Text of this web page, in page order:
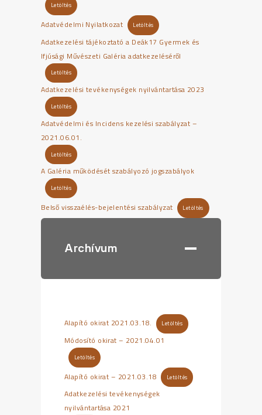
Letöltés
Adatvédelmi Nyilatkozat Letöltés
Adatkezelési tájékoztató a Deák17 Gyermek és
Ifjúsági Művészeti Galéria adatkezeléséről
Letöltés
Adatkezelési tevékenységek nyilvántartása 2023
Letöltés
Adatvédelmi és Incidens kezelési szabályzat –
2021.06.01.
Letöltés
A Galéria működését szabályozó jogszabályok
Letöltés
Belső visszaélés-bejelentési szabályzat Letöltés
Archívum
Alapító okirat 2021.03.18. Letöltés
Módosító okirat – 2021.04.01
Letöltés
Alapító okirat – 2021.03.18 Letöltés
Adatkezelési tevékenységek
nyilvántartása 2021